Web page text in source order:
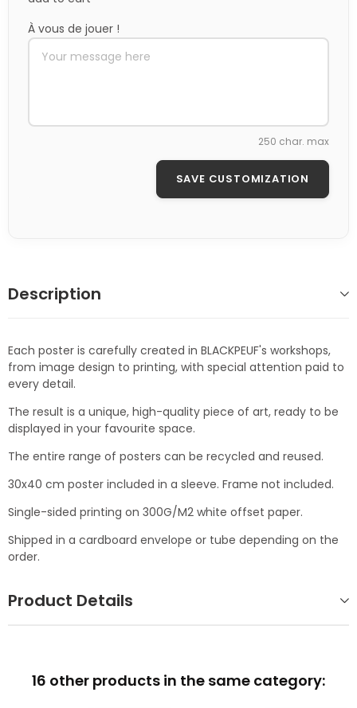
À vous de jouer !
250 char. max
SAVE CUSTOMIZATION
Description
Each poster is carefully created in BLACKPEUF's workshops,
from image design to printing, with special attention paid to
every detail.
The result is a unique, high-quality piece of art, ready to be
displayed in your favourite space.
The entire range of posters can be recycled and reused.
30x40 cm poster included in a sleeve. Frame not included.
Single-sided printing on 300G/M2 white offset paper.
Shipped in a cardboard envelope or tube depending on the
order.
Product Details
16 other products in the same category: